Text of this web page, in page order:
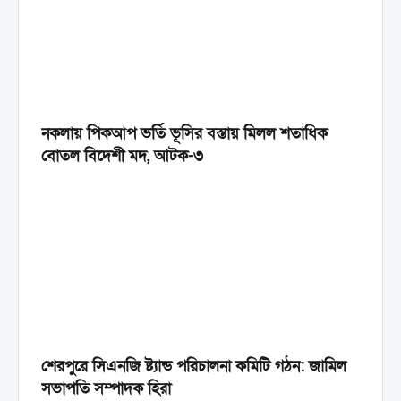
নকলায় পিকআপ ভর্তি ভূসির বস্তায় মিলল শতাধিক
বোতল বিদেশী মদ, আটক-৩
শেরপুরে সিএনজি ষ্ট্যান্ড পরিচালনা কমিটি গঠন: জামিল
সভাপতি সম্পাদক হিরা